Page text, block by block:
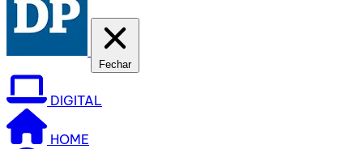
Fechar
DIGITAL
HOME